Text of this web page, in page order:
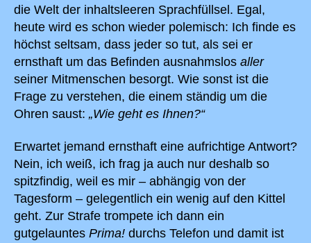
die Welt der inhaltsleeren Sprachfüllsel. Egal,
heute wird es schon wieder polemisch: Ich finde es
höchst seltsam, dass jeder so tut, als sei er
ernsthaft um das Befinden ausnahmslos aller
seiner Mitmenschen besorgt. Wie sonst ist die
Frage zu verstehen, die einem ständig um die
Ohren saust: „Wie geht es Ihnen?“
Erwartet jemand ernsthaft eine aufrichtige Antwort?
Nein, ich weiß, ich frag ja auch nur deshalb so
spitzfindig, weil es mir – abhängig von der
Tagesform – gelegentlich ein wenig auf den Kittel
geht. Zur Strafe trompete ich dann ein
gutgelauntes Prima! durchs Telefon und damit ist